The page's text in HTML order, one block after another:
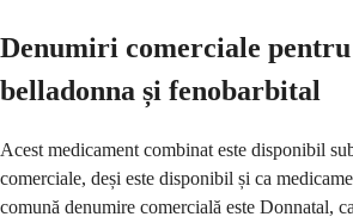
Denumiri comerciale
belladonna și fenobarbital
Acest medicament combinat este disponibil
comerciale, deși este disponibil și ca
comună denumire comercială este Donnatal,